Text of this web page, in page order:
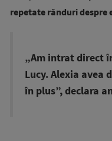
repetate rânduri despre
„Am intrat direct
Lucy. Alexia avea
în plus”, declara